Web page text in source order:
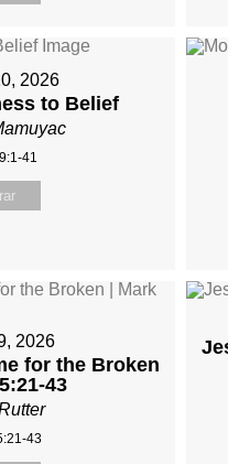
2026
to Belief
41
2026
for the Broken
43
43